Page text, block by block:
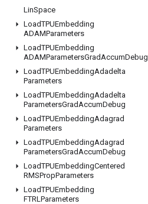
LinSpace
LoadTPUEmbedding
ADAMParameters
LoadTPUEmbedding
ADAMParametersGradAccumDebug
LoadTPUEmbeddingAdadelta
Parameters
LoadTPUEmbeddingAdadelta
ParametersGradAccumDebug
LoadTPUEmbeddingAdagrad
Parameters
LoadTPUEmbeddingAdagrad
ParametersGradAccumDebug
LoadTPUEmbeddingCentered
RMSPropParameters
LoadTPUEmbedding
FTRLParameters